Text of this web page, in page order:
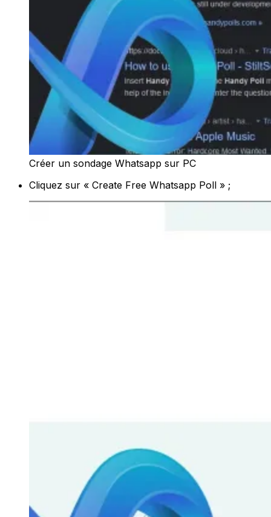
Créer un sondage Whatsapp sur PC
Cliquez sur « Create Free Whatsapp Poll » ;